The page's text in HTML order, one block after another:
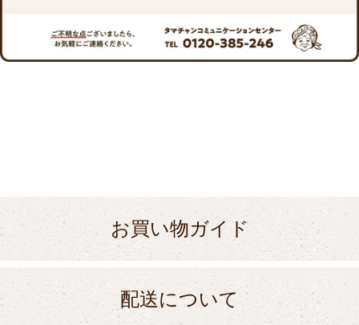
お買い物ガイド
配送について